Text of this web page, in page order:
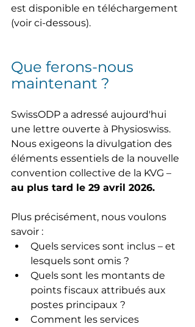
est disponible en téléchargement
(voir ci-dessous).
Que ferons-nous
maintenant ?
SwissODP a adressé aujourd'hui
une lettre ouverte à Physioswiss.
Nous exigeons la divulgation des
éléments essentiels de la nouvelle
convention collective de la KVG –
au plus tard le 29 avril 2026.
Plus précisément, nous voulons
savoir :
Quels services sont inclus – et
lesquels sont omis ?
Quels sont les montants de
points fiscaux attribués aux
postes principaux ?
Comment les services